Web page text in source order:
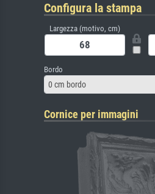
Configura la stampa
Largezza (motivo, cm)
Bordo
0 cm bordo
Cornice per immagini